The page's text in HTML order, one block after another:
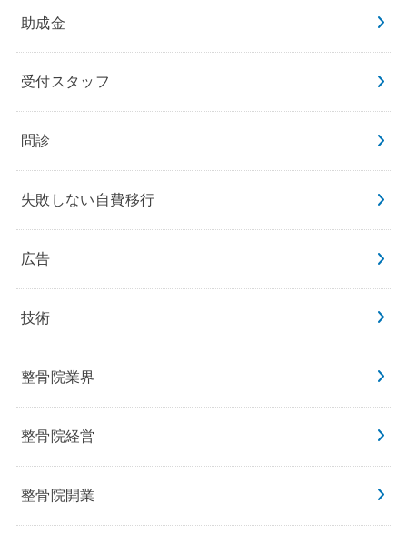
助成金
受付スタッフ
問診
失敗しない自費移行
広告
技術
整骨院業界
整骨院経営
整骨院開業